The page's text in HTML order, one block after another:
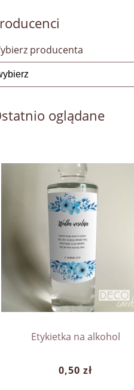
producenta
oglądane
Etykietka na alkohol
0,50 zł